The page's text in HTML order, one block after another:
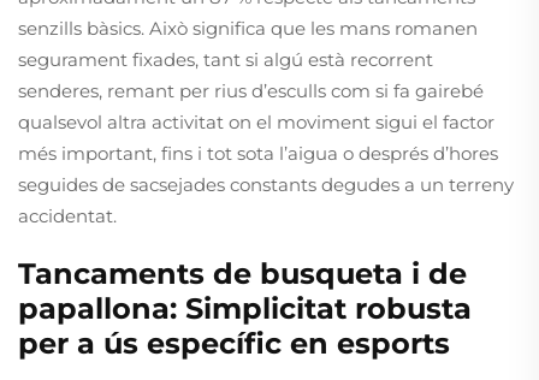
senzills bàsics. Això significa que les mans romanen
segurament fixades, tant si algú està recorrent
senderes, remant per rius d’esculls com si fa gairebé
qualsevol altra activitat on el moviment sigui el factor
més important, fins i tot sota l’aigua o després d’hores
seguides de sacsejades constants degudes a un terreny
accidentat.
Tancaments de busqueta i de
papallona: Simplicitat robusta
per a ús específic en esports